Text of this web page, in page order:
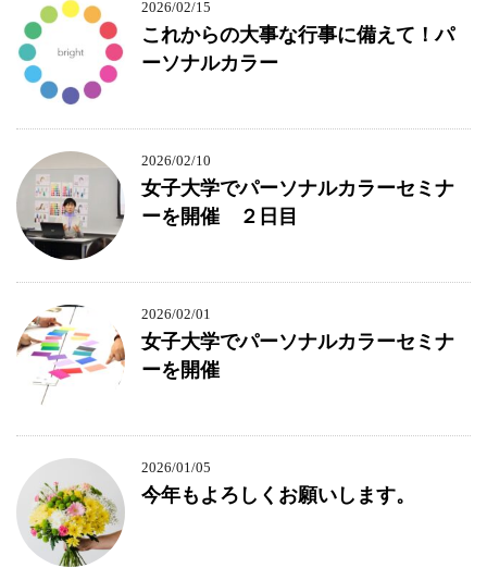
2026/02/15
これからの大事な行事に備えて！パ
ーソナルカラー
2026/02/10
女子大学でパーソナルカラーセミナ
ーを開催 ２日目
2026/02/01
女子大学でパーソナルカラーセミナ
ーを開催
2026/01/05
今年もよろしくお願いします。